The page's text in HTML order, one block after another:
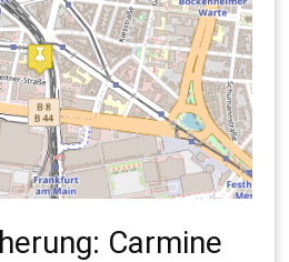
Carmine